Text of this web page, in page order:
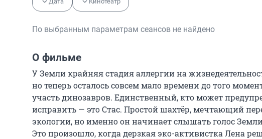
По выбранным параметрам сеансов не найдено
О фильме
У Земли крайняя стадия аллергии на
но теперь осталось совсем мало времени до того
участь динозавров. Единственный, кто может
исправить — это Стас. Простой шахтёр, мечтающий
экологии, но именно он начинает слышать голос
Это произошло, когда дерзкая эко-активистка Лена